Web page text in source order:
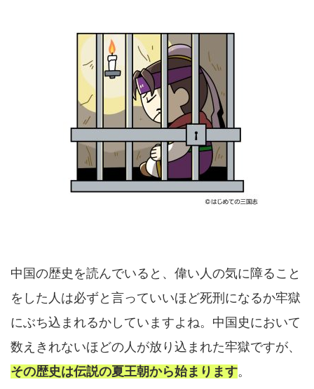
中国の歴史を読んでいると、偉い人の気に障ること
をした人は必ずと言っていいほど死刑になるか牢獄
にぶち込まれるかしていますよね。中国史において
数えきれないほどの人が放り込まれた牢獄ですが、
その歴史は伝説の夏王朝から始まります。